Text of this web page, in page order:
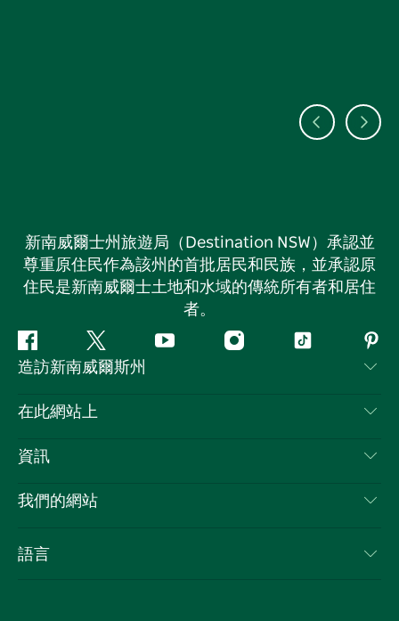
新南威爾士州旅遊局（Destination NSW）承認並
尊重原住民作為該州的首批居民和民族，並承認原
住民是新南威爾士土地和水域的傳統所有者和居住
者。
Facebook嘰
嘰
喳
Youtube Instagram抖
造訪新南威爾斯州
聯絡我們
隱私
Cookie 通知
在此網站上
目的地
新南威爾士州公路旅行
活動
資訊
旅行資訊
新南威爾士州的商業
我們的網站
語言